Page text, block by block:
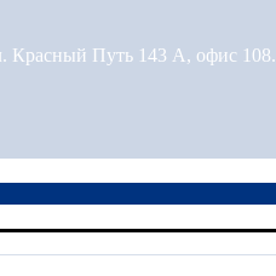
Красный Путь 143 А, офис 108.